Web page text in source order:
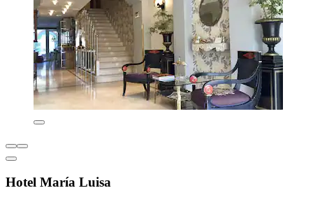
Hotel María Luisa